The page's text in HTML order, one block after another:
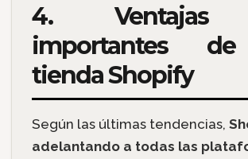
4. Ventajas
importantes
tienda Shopify
Según las últimas tendencias,
adelantando a todas las